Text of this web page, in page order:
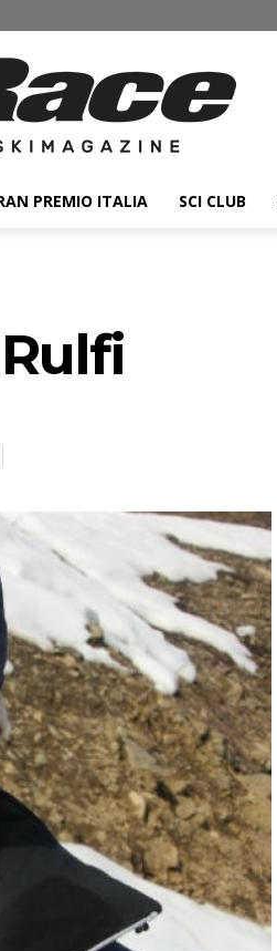
magazine
PREMIO ITALIA SCI CLUB